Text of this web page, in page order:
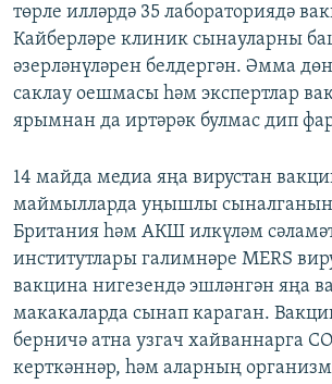
төрле илләрдә 35 лабораториядә
Кайберләре клиник сынауларны
әзерләнүләрен белдергән. Әмма
саклау оешмасы һәм экспертлар
ярымнан да иртәрәк булмас дип
14 майда медиа яңа вирустан
маймылларда уңышлы сыналганын
Британия һәм АКШ илкүләм
институтлары галимнәре MERS
вакцина нигезендә эшләнгән яңа
макакаларда сынап караган.
берничә атна узгач хайваннарга
керткәннәр, һәм аларның